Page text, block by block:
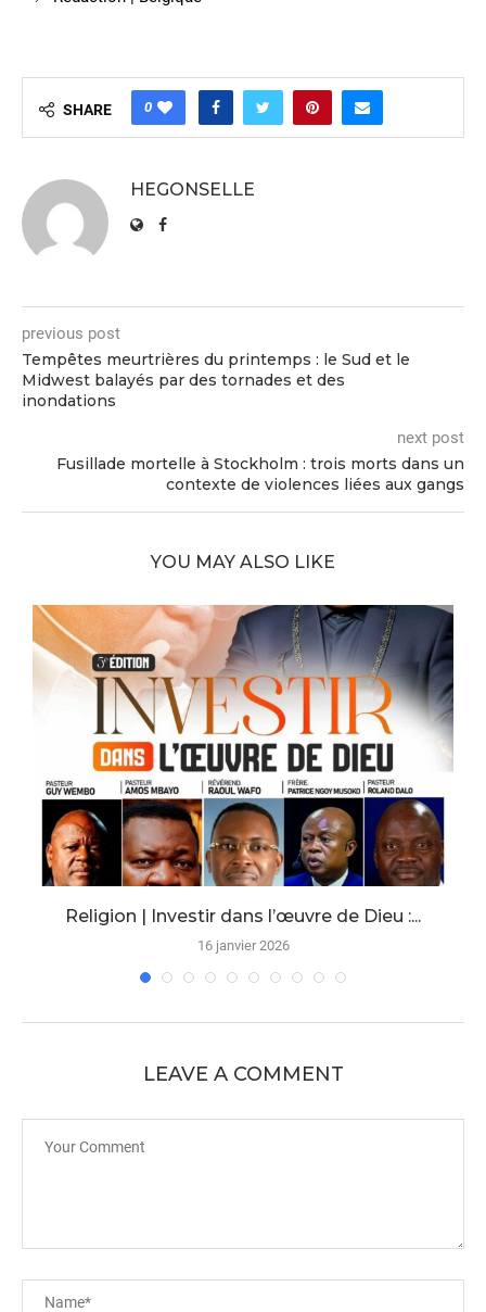
SHARE 0
HEGONSELLE
previous post
Tempêtes meurtrières du printemps : le Sud et le
Midwest balayés par des tornades et des
inondations
next post
Fusillade mortelle à Stockholm : trois morts dans un
contexte de violences liées aux gangs
YOU MAY ALSO LIKE
Religion | Investir dans l’œuvre de Dieu :...
16 janvier 2026
LEAVE A COMMENT